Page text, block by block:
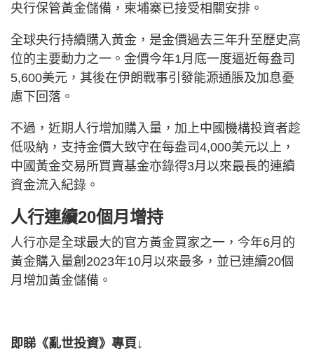
央行保管黃金儲備，柬埔寨已接受相關安排。
全球央行持續購入黃金，是金價過去三年升至歷史高
位的主要動力之一。金價今年1月底一度逼近每盎司
5,600美元，其後在伊朗戰事引發能源通脹及加息憂
慮下回落。
不過，近期人行增加購入量，加上中國機構投資者趁
低吸納，支持金價大致守在每盎司4,000美元以上，
中國黃金交易所買賣基金亦錄得3月以來最長的連續
資金流入紀錄。
人行連續20個月增持
人行亦是全球最大的官方黃金買家之一，今年6月的
黃金購入量創2023年10月以來最多，並已連續20個
月增加黃金儲備。
即睇《亂世投資》專頁↓